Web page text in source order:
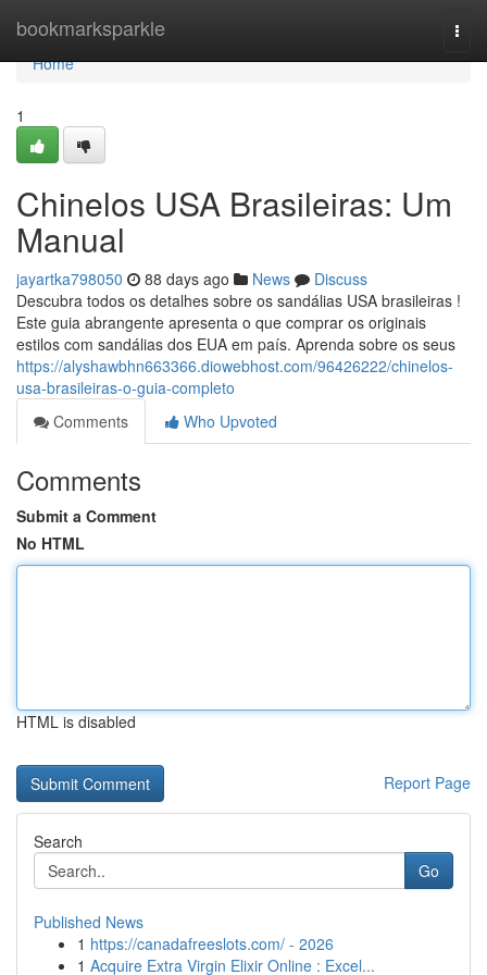
bookmarksparkle
Home
Home
1
Chinelos USA Brasileiras: Um
Manual
jayartka798050 88 days ago News
Discuss
Descubra todos os detalhes sobre os sandálias USA brasileiras !
Este guia abrangente apresenta o que comprar os originais
estilos com sandálias dos EUA em país. Aprenda sobre os seus
https://alyshawbhn663366.diowebhost.com/96426222/chinelos-
usa-brasileiras-o-guia-completo
Comments
Who Upvoted
Comments
Submit a Comment
No HTML
HTML is disabled
Report Page
Search
Go
Published News
1 https://canadafreeslots.com/ - 2026
1 Acquire Extra Virgin Elixir Online : Excel...